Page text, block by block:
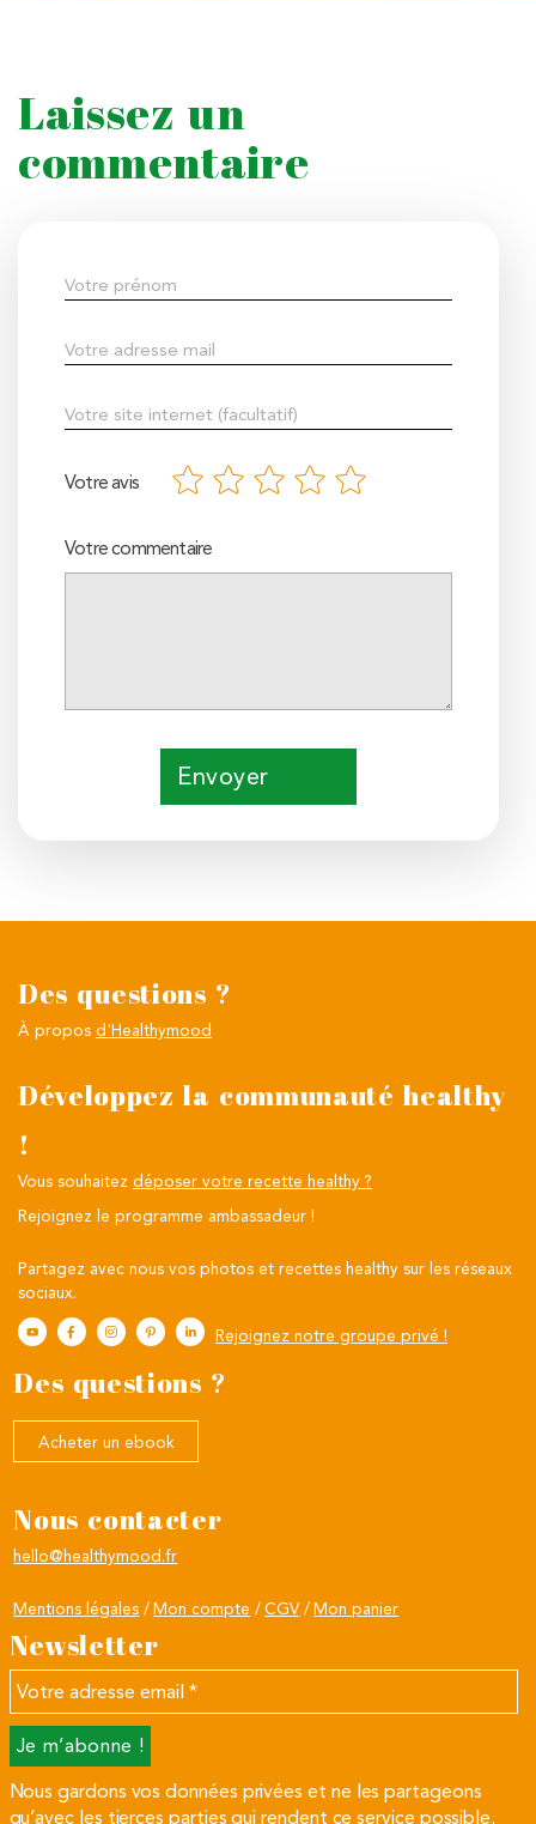
Laissez un
commentaire
Votre avis
Votre commentaire
Envoyer
Des questions ?
À propos d'Healthymood
Développez la communauté healthy
!
Vous souhaitez déposer votre recette healthy ?
Rejoignez le programme ambassadeur !
Partagez avec nous vos photos et recettes healthy sur les réseaux
sociaux.
Rejoignez notre groupe privé !
Des questions ?
Acheter un ebook
Nous contacter
hello@healthymood.fr
Mentions légales Mon compte CGV Mon panier
Newsletter
Votre
adresse
email
Nous gardons vos données privées et ne les partageons
qu’avec les tierces parties qui rendent ce service possible.